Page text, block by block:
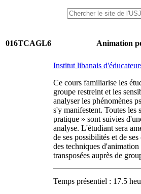
016TCAGL6 Animation
Institut libanais
Ce cours familiarise les
groupe restreint et les
analyser les phénomènes
s'y manifestent. Toutes les
pratique » sont suivies
analyse. L'étudiant sera
de ses possibilités et de
des techniques
transposées auprès de
Temps présentiel : 17.5